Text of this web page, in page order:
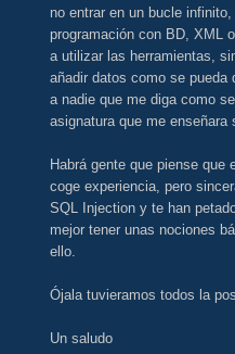
no entrar en un bucle
programación con BD, XML
a utilizar las herramientas,
añadir datos como se pueda
a nadie que me diga como
asignatura que me enseñara
Habrá gente que piense que
coge experiencia, pero
SQL Injection y te han
mejor tener unas nociones
ello.
Ójala tuvieramos todos la
Un saludo